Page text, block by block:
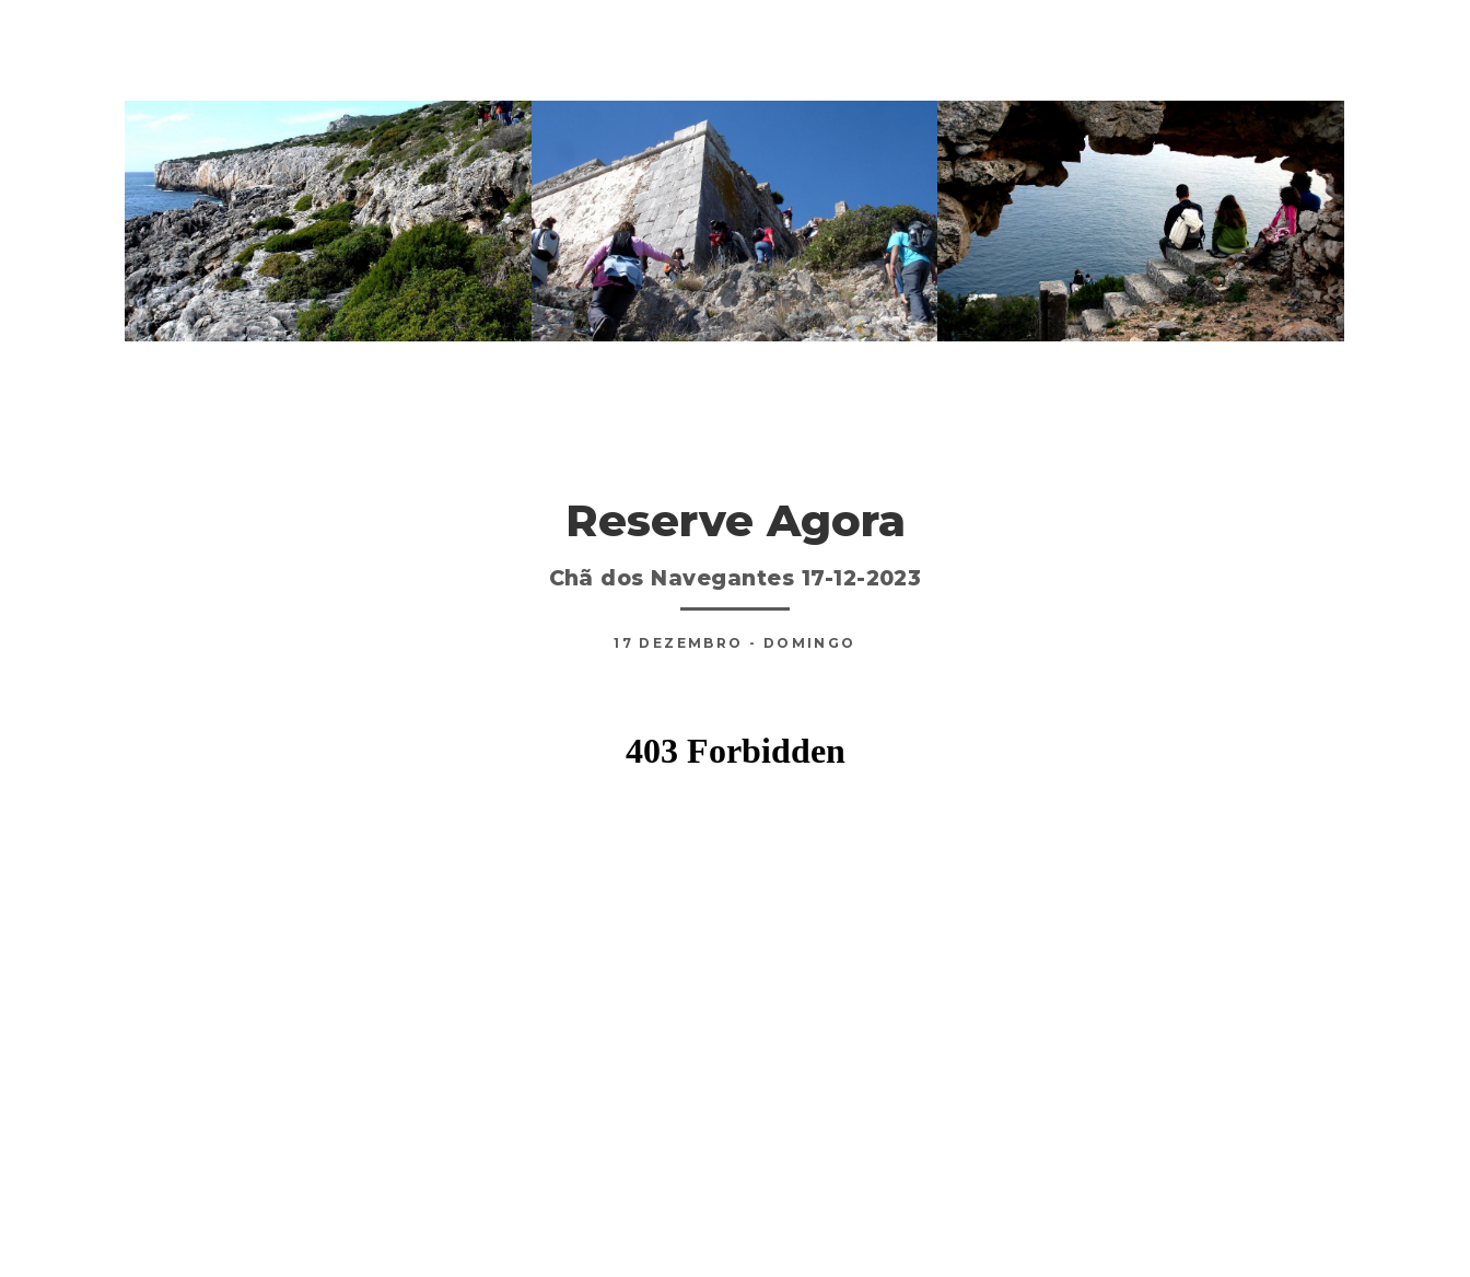
Reserve Agora
Chã dos Navegantes 17-12-2023
17 DEZEMBRO - DOMINGO